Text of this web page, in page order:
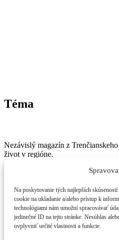
Na poskytovanie tých najlepších
cookie na ukladanie a/alebo prístup k
technológiami nám umožní spracovávať
jedinečné ID na tejto stránke. Nesúhlas
ovplyvniť určité vlastnosti a funkcie.
Téma
Nezávislý magazín z
život v regióne.
🔒Ochrana osobných údajov
🍪Zásady používania
⚠️ Vylúčenie zodpovednosti